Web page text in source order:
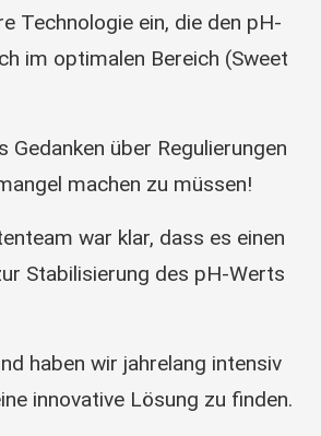
Technologie ein, die den pH-
im optimalen Bereich (Sweet
Gedanken über Regulierungen
machen zu müssen!
war klar, dass es einen
Stabilisierung des pH-Werts
haben wir jahrelang intensiv
innovative Lösung zu finden.